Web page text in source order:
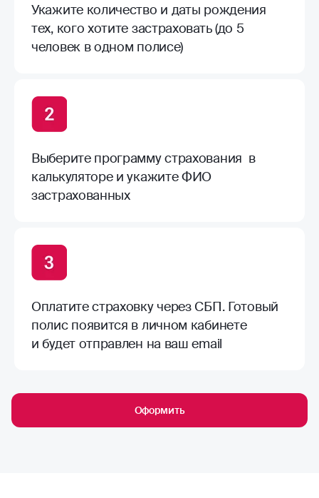
Укажите количество и даты рождения
тех, кого хотите застраховать (до 5
человек в одном полисе)
Выберите программу страхования в
калькуляторе и укажите ФИО
застрахованных
Оплатите страховку через СБП. Готовый
полис появится в личном кабинете
и будет отправлен на ваш email
Оформить